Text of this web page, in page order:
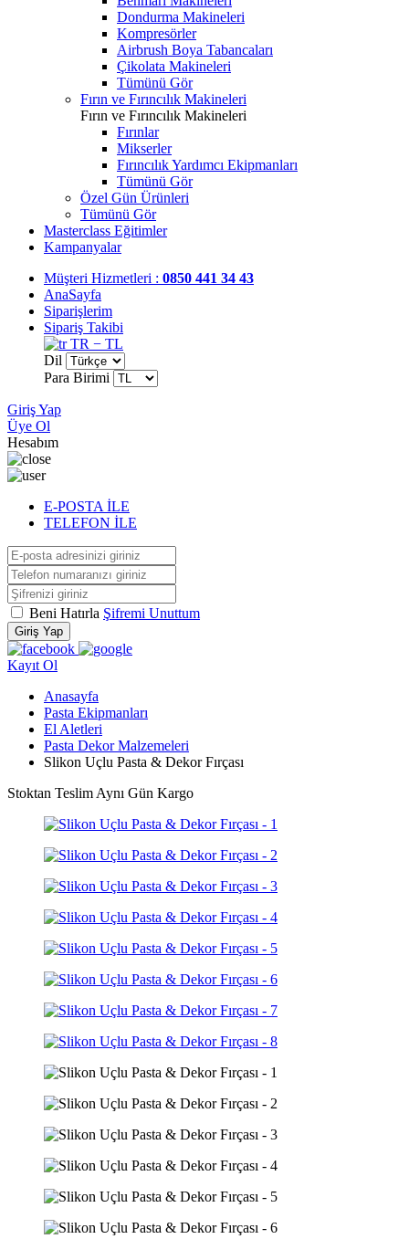
Dondurma Makineleri
Kompresörler
Airbrush Boya Tabancaları
Çikolata Makineleri
Tümünü Gör
Fırın ve Fırıncılık Makineleri
Fırın ve Fırıncılık Makineleri
Fırınlar
Mikserler
Fırıncılık Yardımcı Ekipmanları
Tümünü Gör
Özel Gün Ürünleri
Tümünü Gör
Masterclass Eğitimler
Kampanyalar
Müşteri Hizmetleri : 0850 441 34 43
AnaSayfa
Siparişlerim
Sipariş Takibi
TR − TL
Dil
Para Birimi
Giriş Yap
Üye Ol
Hesabım
E-POSTA İLE
TELEFON İLE
Beni Hatırla Şifremi Unuttum
Giriş Yap
Kayıt Ol
Anasayfa
Pasta Ekipmanları
El Aletleri
Pasta Dekor Malzemeleri
Slikon Uçlu Pasta & Dekor Fırçası
Stoktan Teslim Aynı Gün Kargo